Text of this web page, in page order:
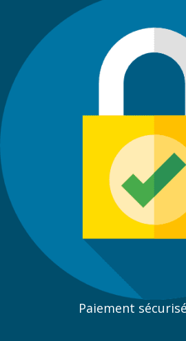
Paiement